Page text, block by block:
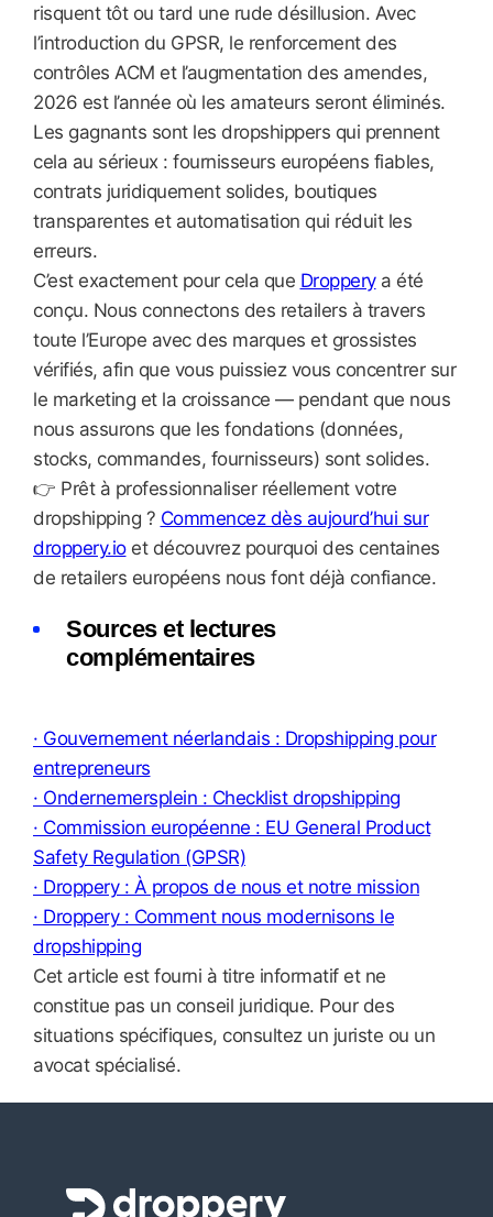
risquent tôt ou tard une rude désillusion. Avec
l’introduction du GPSR, le renforcement des
contrôles ACM et l’augmentation des amendes,
2026 est l’année où les amateurs seront éliminés.
Les gagnants sont les dropshippers qui prennent
cela au sérieux : fournisseurs européens fiables,
contrats juridiquement solides, boutiques
transparentes et automatisation qui réduit les
erreurs.
C’est exactement pour cela que Dropperya été
conçu. Nous connectons des retailers à travers
toute l’Europe avec des marques et grossistes
vérifiés, afin que vous puissiez vous concentrer sur
le marketing et la croissance — pendant que nous
nous assurons que les fondations (données,
stocks, commandes, fournisseurs) sont solides.
👉 Prêt à professionnaliser réellement votre
dropshipping ? Commencez dès aujourd’hui sur
droppery.ioet découvrez pourquoi des centaines
de retailers européens nous font déjà confiance.
Sources et lectures
complémentaires
· Gouvernement néerlandais : Dropshipping pour
entrepreneurs
· Ondernemersplein : Checklist dropshipping
· Commission européenne : EU General Product
Safety Regulation (GPSR)
· Droppery : À propos de nous et notre mission
· Droppery : Comment nous modernisons le
dropshipping
Cet article est fourni à titre informatif et ne
constitue pas un conseil juridique. Pour des
situations spécifiques, consultez un juriste ou un
avocat spécialisé.